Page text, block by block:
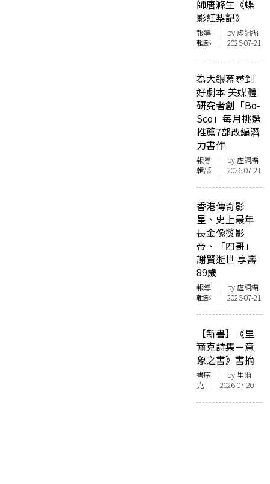
師唐滌生《蝶
影紅梨記》
報導 | by 虛詞編
輯部 | 2026-07-21
為大銀幕尋到
好劇本 美媒體
研究者創「Bo-
Sco」每月挑選
推薦7部改編潛
力書作
報導 | by 虛詞編
輯部 | 2026-07-21
香港傳奇影
星、史上最年
長金像獎影
帝、「四哥」
謝賢逝世 享壽
89歲
報導 | by 虛詞編
輯部 | 2026-07-21
【新書】《里
爾克詩集－意
象之書》書摘
書序 | by 里爾
克 | 2026-07-20